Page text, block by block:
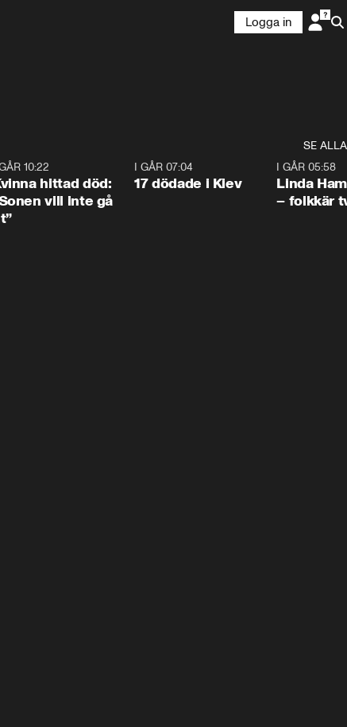
Logga in
SE ALLA
10:22
hittad död:
vill inte gå
I GÅR 07:04
17 dödade i Kiev
I GÅR 05:58
Linda
– folkkär